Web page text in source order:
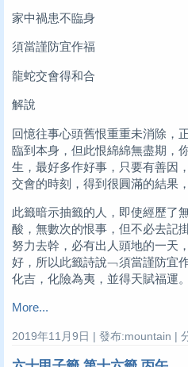
家中禍患不臨身
須當謹防宜作福
龍蛇交會得和合
解說
回憶往事心頭舊恨重重未消除，
臨到本身，但此恨綿綿無盡期，
生，最好多作好事，只要有善因
交會的時刻，得到很圓滿的結果，
此籤暗示抽籤的人，即使經歷了
酸，無數次的恨事，但不必去記
努力去幹，必有出人頭地的一天
好，所以此籤詩說﹁須當謹防宜
化吉，化險為夷，並得天賦福運。
More...
2019年11月9日 | 發布:mountain |